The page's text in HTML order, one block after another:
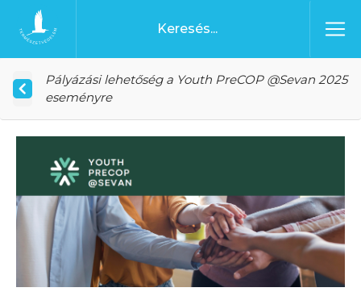
Ugrás a tartalomhoz
Főoldal
Pályázási lehetőség a Youth PreCOP @Sevan 2025
eseményre